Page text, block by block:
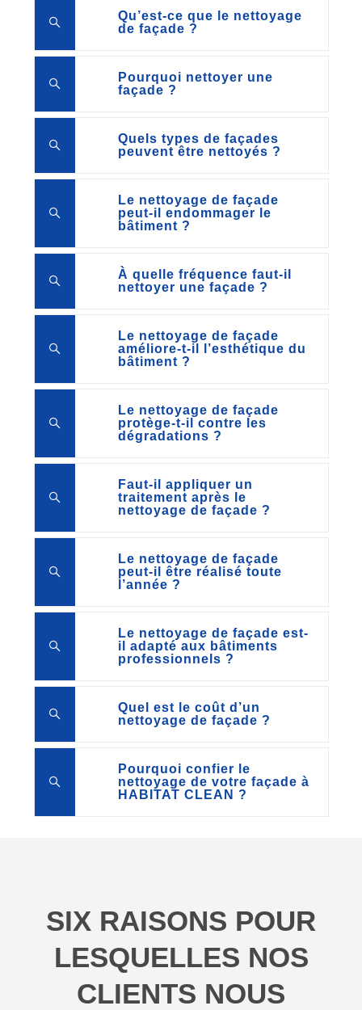
Qu’est-ce que le nettoyage
de façade ?
Pourquoi nettoyer une
façade ?
Quels types de façades
peuvent être nettoyés ?
Le nettoyage de façade
peut-il endommager le
bâtiment ?
À quelle fréquence faut-il
nettoyer une façade ?
Le nettoyage de façade
améliore-t-il l’esthétique du
bâtiment ?
Le nettoyage de façade
protège-t-il contre les
dégradations ?
Faut-il appliquer un
traitement après le
nettoyage de façade ?
Le nettoyage de façade
peut-il être réalisé toute
l’année ?
Le nettoyage de façade est-
il adapté aux bâtiments
professionnels ?
Quel est le coût d’un
nettoyage de façade ?
Pourquoi confier le
nettoyage de votre façade à
HABITAT CLEAN ?
SIX RAISONS POUR
LESQUELLES NOS
CLIENTS NOUS